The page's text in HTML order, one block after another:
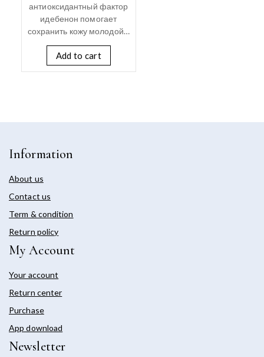
антиоксидантный фактор
идебенон помогает
сохранить кожу молодой…
Add to cart
Information
About us
Contact us
Term & condition
Return policy
My Account
Your account
Return center
Purchase
App download
Newsletter